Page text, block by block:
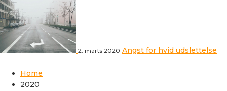
2. marts 2020 Angst for hvid udslettelse
Home
2020